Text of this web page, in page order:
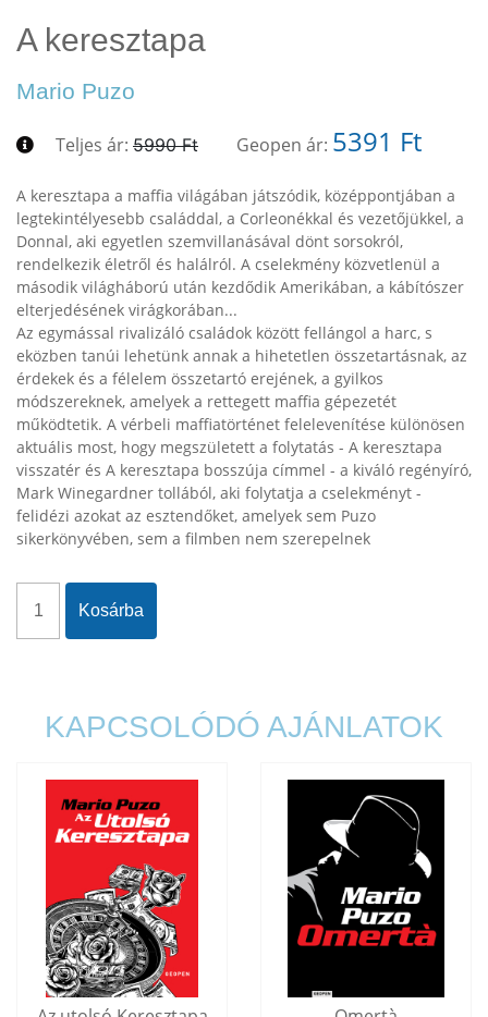
A keresztapa
Mario Puzo
Teljes ár: 5990 Ft Geopen ár: 5391 Ft
A keresztapa a maffia világában játszódik, középpontjában a
legtekintélyesebb családdal, a Corleonékkal és vezetőjükkel, a
Donnal, aki egyetlen szemvillanásával dönt sorsokról,
rendelkezik életről és halálról. A cselekmény közvetlenül a
második világháború után kezdődik Amerikában, a kábítószer
elterjedésének virágkorában...
Az egymással rivalizáló családok között fellángol a harc, s
eközben tanúi lehetünk annak a hihetetlen összetartásnak, az
érdekek és a félelem összetartó erejének, a gyilkos
módszereknek, amelyek a rettegett maffia gépezetét
működtetik. A vérbeli maffiatörténet felelevenítése különösen
aktuális most, hogy megszületett a folytatás - A keresztapa
visszatér és A keresztapa bosszúja címmel - a kiváló regényíró,
Mark Winegardner tollából, aki folytatja a cselekményt -
felidézi azokat az esztendőket, amelyek sem Puzo
sikerkönyvében, sem a filmben nem szerepelnek
Kosárba
KAPCSOLÓDÓ AJÁNLATOK